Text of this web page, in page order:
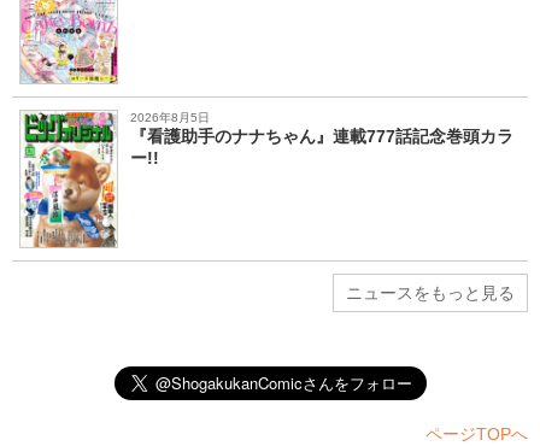
2026年8月5日
『看護助手のナナちゃん』連載777話記念巻頭カラ
ー!!
ニュースをもっと見る
ページTOPへ